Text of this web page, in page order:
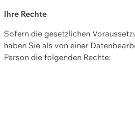
Ihre Rechte
Sofern die gesetzlichen
haben Sie als von einer
Person die folgenden Rechte: